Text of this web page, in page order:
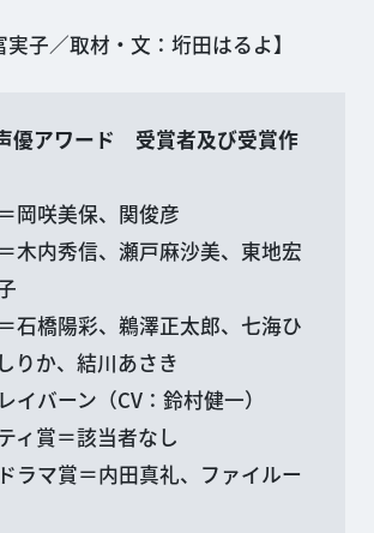
実子／取材・文：垳田はるよ】
優アワード 受賞者及び受賞作
岡咲美保、関俊彦
木内秀信、瀬戸麻沙美、東地宏
石橋陽彩、鵜澤正太郎、七海ひ
りか、結川あさき
イバーン（CV：鈴村健一）
ィ賞＝該当者なし
ラマ賞＝内田真礼、ファイルー